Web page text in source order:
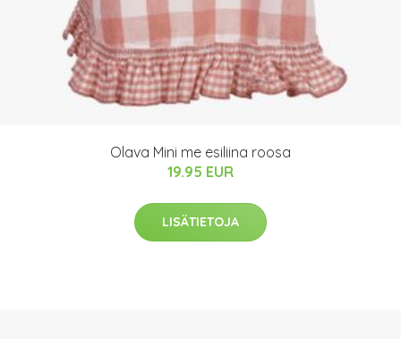
Olava Mini me esiliina roosa
19.95 EUR
LISÄTIETOJA